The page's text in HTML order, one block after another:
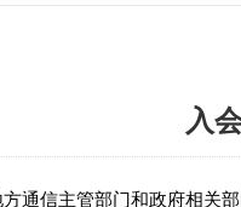
入
通信主管部门和政府相关